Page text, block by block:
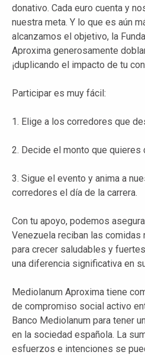
donativo. Cada euro cuenta y
nuestra meta. Y lo que es aún
alcanzamos el objetivo, la
Aproxima generosamente
¡duplicando el impacto de tu
Participar es muy fácil:
1. Elige a los corredores que
2. Decide el monto que quieres
3. Sigue el evento y anima a
corredores el día de la carrera.
Con tu apoyo, podemos
Venezuela reciban las comidas
para crecer saludables y
una diferencia significativa en
Mediolanum Aproxima tiene
de compromiso social activo
Banco Mediolanum para tener
en la sociedad española. La
esfuerzos e intenciones se